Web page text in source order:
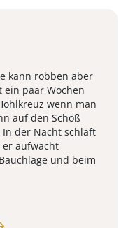
kann robben aber
paar Wochen
wenn man
auf den Schoß
der Nacht schläft
er aufwacht
und beim